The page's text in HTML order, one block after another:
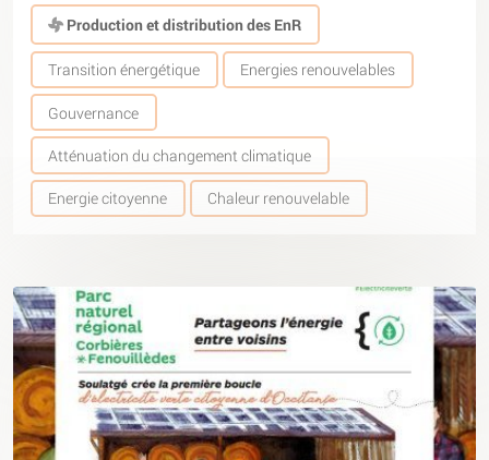
Production et distribution des EnR
Transition énergétique Energies renouvelables
Gouvernance
Atténuation du changement climatique
Energie citoyenne Chaleur renouvelable